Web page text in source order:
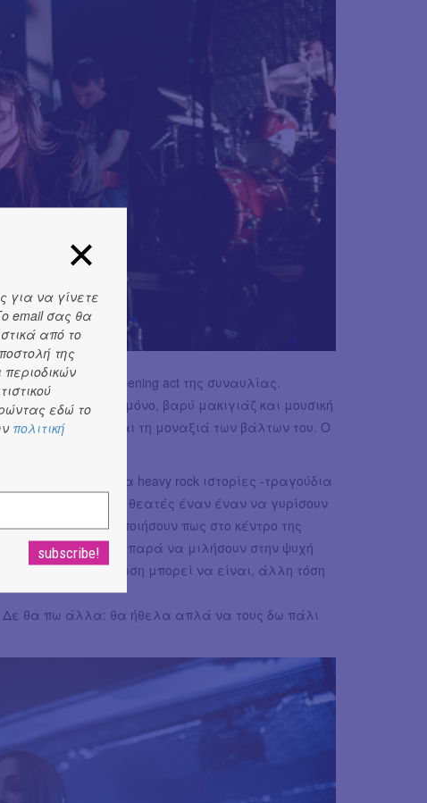
σκηνή για το opening act της συναυλίας.
ακουστικό μπάσο μόνο, βαρύ μακιγιάζ και μουσική
νότου και τη μοναξιά των βάλτων του. Ο
σχεδόν μία ώρα heavy rock ιστορίες -τραγούδια
που κάνουν τους θεατές έναν έναν να γυρίσουν
να συνειδητοποιήσουν πως στο κέντρο της
δεν μπορούν παρά να μιλήσουν στην ψυχή
περίπτωση μπορεί να είναι, άλλη τόση
Δε θα πω άλλα: θα ήθελα απλά να τους δω πάλι
για να γίνετε
email σας θα
από το
της
εδώ το
πολιτική